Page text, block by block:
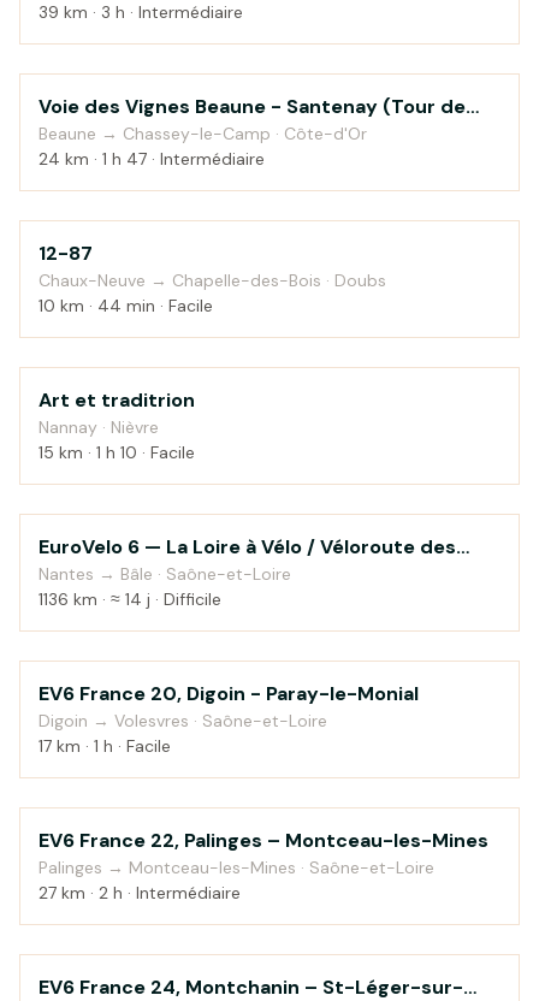
39 km · 3 h · Intermédiaire
Campagne
Voie des Vignes Beaune - Santenay (Tour de
Bourgogne à vélo)
Beaune → Chassey-le-Camp · Côte-d'Or
24 km · 1 h 47 · Intermédiaire
Montagne
12-87
Chaux-Neuve → Chapelle-des-Bois · Doubs
10 km · 44 min · Facile
Campagne
Art et traditrion
Nannay · Nièvre
15 km · 1 h 10 · Facile
Au fil de l'eau
EuroVelo 6 — La Loire à Vélo / Véloroute des
fleuves
Nantes → Bâle · Saône-et-Loire
1136 km · ≈ 14 j · Difficile
Au fil de l'eau
EV6 France 20, Digoin - Paray-le-Monial
Digoin → Volesvres · Saône-et-Loire
17 km · 1 h · Facile
Campagne
EV6 France 22, Palinges – Montceau-les-Mines
Palinges → Montceau-les-Mines · Saône-et-Loire
27 km · 2 h · Intermédiaire
Au fil de l'eau
EV6 France 24, Montchanin – St-Léger-sur-